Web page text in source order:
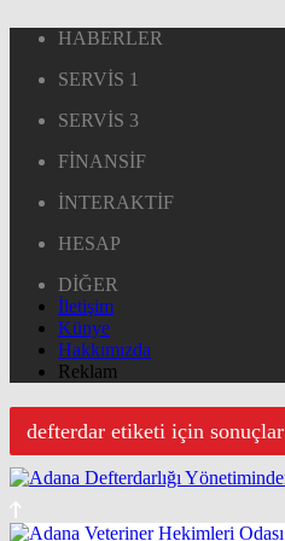
HABERLER
SERVİS 1
SERVİS 3
FİNANSİF
İNTERAKTİF
HESAP
DİĞER
İletişim
Künye
Hakkımızda
Reklam
defterdar etiketi için sonuçlar